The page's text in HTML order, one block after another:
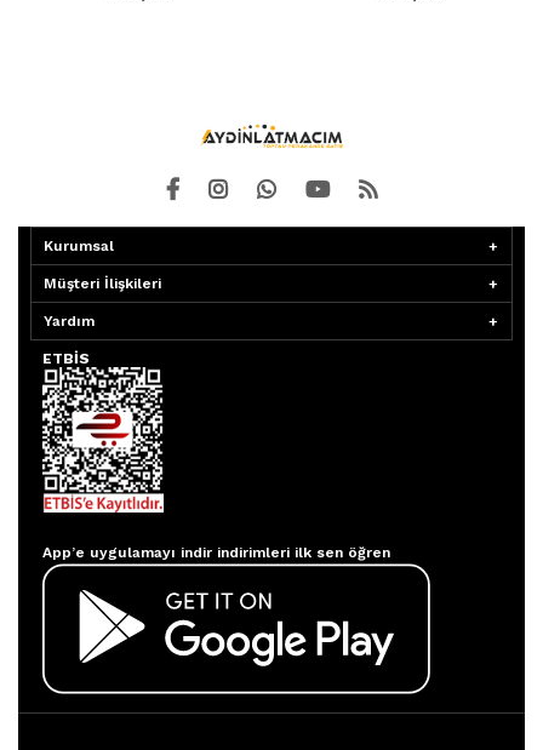
Kurumsal
Müşteri İlişkileri
Yardım
ETBİS
App’e uygulamayı indir indirimleri ilk sen öğren